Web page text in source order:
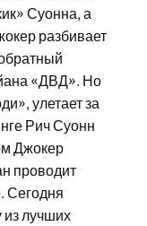
Суонна, а
разбивает
«ДВД». Но
улетает за
Рич Суонн
Джокер
проводит
Сегодня
лучших